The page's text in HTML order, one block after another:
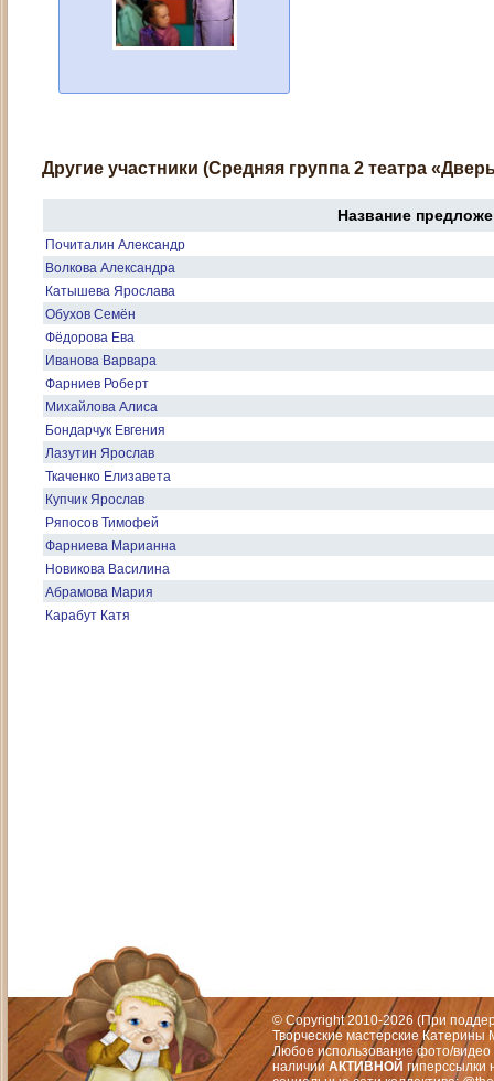
Другие участники (Средняя группа 2 театра
Название
Почиталин Александр
Волкова Александра
Катышева Ярослава
Обухов Семён
Фёдорова Ева
Иванова Варвара
Фарниев Роберт
Михайлова Алиса
Бондарчук Евгения
Лазутин Ярослав
Ткаченко Елизавета
Купчик Ярослав
Ряпосов Тимофей
Фарниева Марианна
Новикова Василина
Абрамова Мария
Карабут Катя
© Copyright 2010-2026 (При
Творческие мастерские
Любое использование фото/видео
наличии АКТИВНОЙ гиперссылки